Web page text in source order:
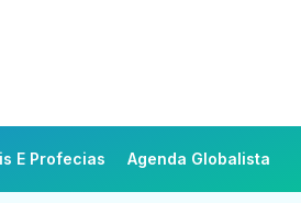
E Profecias Agenda Globalista